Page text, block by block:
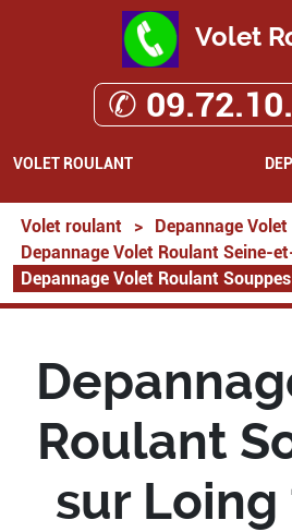
Volet
✆
VOLET ROULANT
Volet roulant > Depannage
Depannage Volet Roulant Seine-
Depannage Volet Roulant
Roulant
sur Loing